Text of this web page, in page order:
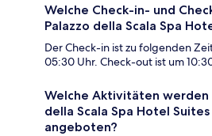
Welche Check-in- und
Palazzo della Scala Spa
Der Check-in ist zu folgenden
05:30 Uhr. Check-out ist um
Welche Aktivitäten werden
della Scala Spa Hotel
angeboten?